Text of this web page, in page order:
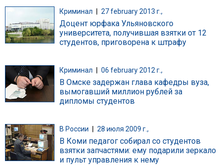
Криминал | 27 february 2013 г.,
Доцент юрфака Ульяновского
университета, получившая взятки от 12
студентов, приговорена к штрафу
Криминал 06 february 2012 г.,
В Омске задержан глава кафедры вуза,
вымогавший миллион рублей за
дипломы студентов
В России 28 июля 2009 г.,
В Коми педагог собирал со студентов
взятки запчастями: ему подарили зеркало
и пульт управления к нему